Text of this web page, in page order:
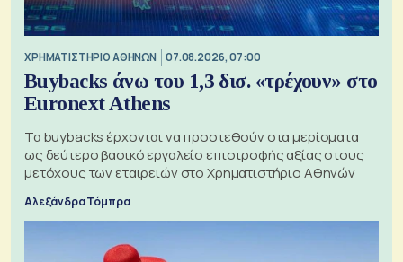
XΡΗΜΑΤΙΣΤΗΡΙΟ ΑΘΗΝΩΝ 07.08.2026, 07:00
Buybacks άνω του 1,3 δισ. «τρέχουν» στο
Euronext Athens
Τα buybacks έρχονται να προστεθούν στα μερίσματα
ως δεύτερο βασικό εργαλείο επιστροφής αξίας στους
μετόχους των εταιρειών στο Χρηματιστήριο Αθηνών
Αλεξάνδρα Τόμπρα